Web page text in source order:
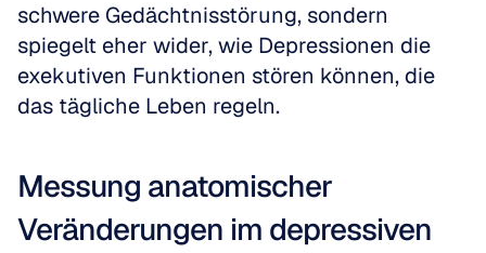
schwere Gedächtnisstörung, sondern
spiegelt eher wider, wie Depressionen die
exekutiven Funktionen stören können, die
das tägliche Leben regeln.
Messung anatomischer
Veränderungen im depressiven